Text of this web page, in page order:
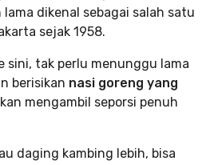
dikenal sebagai salah satu
sejak 1958.
sini, tak perlu menunggu lama
berisikan nasi goreng yang
mengambil seporsi penuh
daging kambing lebih, bisa